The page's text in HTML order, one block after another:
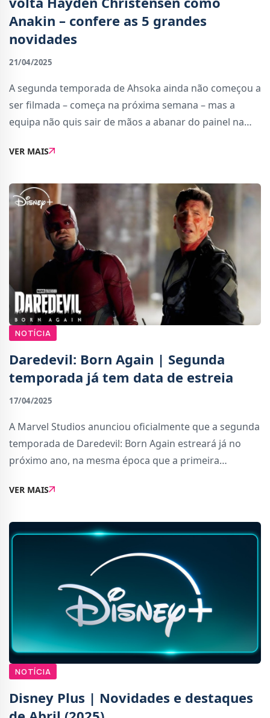
Anakin – confere as 5 grandes
novidades
21/04/2025
A segunda temporada de Ahsoka ainda não começou a
ser filmada – começa na próxima semana – mas a
equipa não quis sair de mãos a abanar do painel na
fim-de-semana e onde foram reveladas out
VER MAIS
NOTÍCIA
Daredevil: Born Again | Segunda
temporada já tem data de estreia
17/04/2025
A Marvel Studios anunciou oficialmente que a segunda
temporada de Daredevil: Born Again estreará já no
próximo ano, na mesma época que a primeira
showrunner Dario Scardapane, que partilhou
VER MAIS
NOTÍCIA
Disney Plus | Novidades e destaques